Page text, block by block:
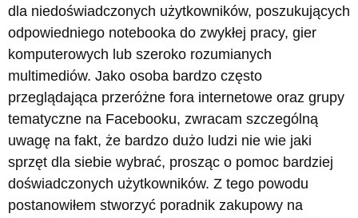
dla niedoświadczonych użytkowników, poszukujących
odpowiedniego notebooka do zwykłej pracy, gier
komputerowych lub szeroko rozumianych
multimediów. Jako osoba bardzo często
przeglądająca przeróżne fora internetowe oraz grupy
tematyczne na Facebooku, zwracam szczególną
uwagę na fakt, że bardzo dużo ludzi nie wie jaki
sprzęt dla siebie wybrać, prosząc o pomoc bardziej
doświadczonych użytkowników. Z tego powodu
postanowiłem stworzyć poradnik zakupowy na